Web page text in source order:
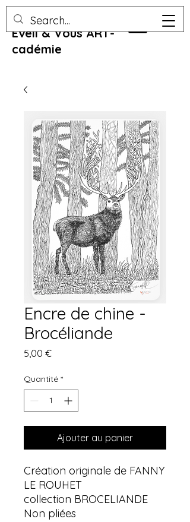
Eveil & Vous ART-
cadémie
Encre de chine -
Brocéliande
5,00 €Prix
Quantité *
Ajouter au panier
Création originale de FANNY
LE ROUHET
collection BROCELIANDE
Non pliées